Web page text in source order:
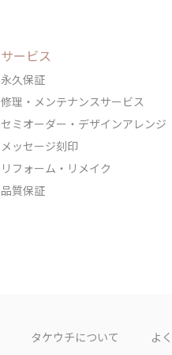
サービス
永久保証
修理・メンテナンスサービス
セミオーダー・デザインアレンジ
メッセージ刻印
リフォーム・リメイク
品質保証
タケウチについて よ